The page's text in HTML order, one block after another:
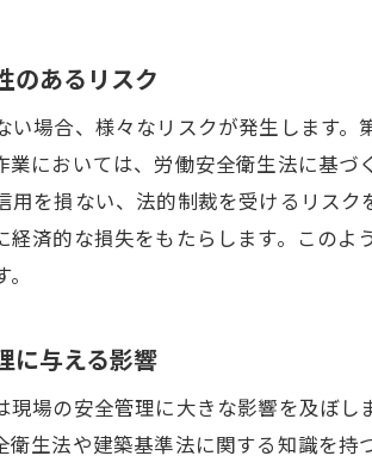
未来の工事現場を
法律が支えるスマ
新技術による安全
法的側面から見る
安全性を確保する
のあるリスク
場合、様々なリスクが発生します
業においては、労働安全衛生法に基
用を損ない、法的制裁を受けるリス
経済的な損失をもたらします。この
に与える影響
現場の安全管理に大きな影響を及ぼ
衛生法や建築基準法に関する知識を